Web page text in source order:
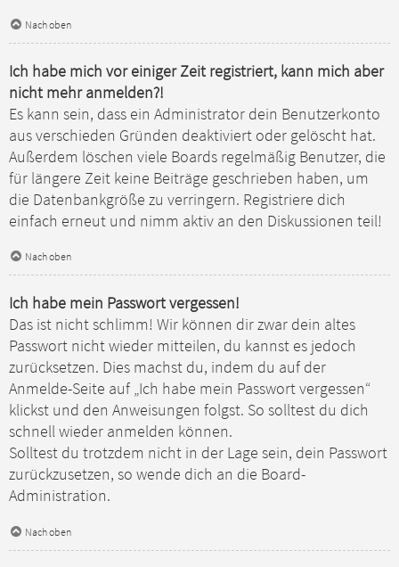
Nach oben
Ich habe mich vor einiger Zeit registriert, kann mich aber
nicht mehr anmelden?!
Es kann sein, dass ein Administrator dein Benutzerkonto
aus verschieden Gründen deaktiviert oder gelöscht hat.
Außerdem löschen viele Boards regelmäßig Benutzer, die
für längere Zeit keine Beiträge geschrieben haben, um
die Datenbankgröße zu verringern. Registriere dich
einfach erneut und nimm aktiv an den Diskussionen teil!
Nach oben
Ich habe mein Passwort vergessen!
Das ist nicht schlimm! Wir können dir zwar dein altes
Passwort nicht wieder mitteilen, du kannst es jedoch
zurücksetzen. Dies machst du, indem du auf der
Anmelde-Seite auf „Ich habe mein Passwort vergessen“
klickst und den Anweisungen folgst. So solltest du dich
schnell wieder anmelden können.
Solltest du trotzdem nicht in der Lage sein, dein Passwort
zurückzusetzen, so wende dich an die Board-
Administration.
Nach oben